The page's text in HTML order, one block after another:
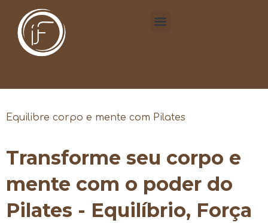
Equilibre corpo e mente com Pilates
Transforme seu corpo e
mente com o poder do
Pilates - Equilíbrio, Força